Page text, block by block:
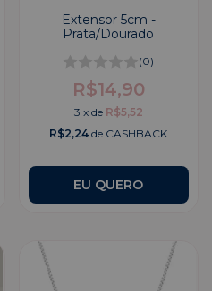
Extensor 5cm -
Prata/Dourado
(0)
R$14,90
3 x de R$5,52
R$2,24 de CASHBACK
EU QUERO